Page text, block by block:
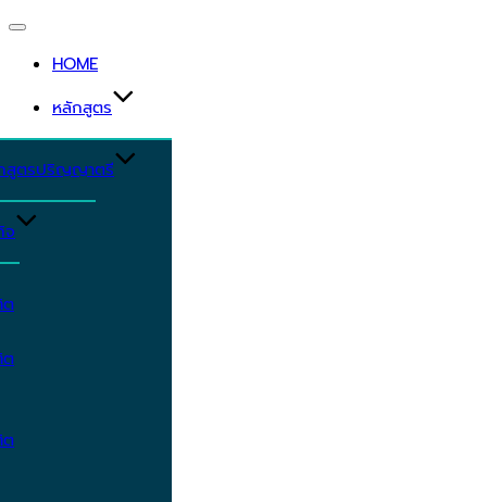
Toggle
navigation
HOME
หลักสูตร
สูตรปริญญาตรี
จ
ต
ต
ต